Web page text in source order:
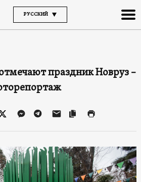
РУССКИЙ
праздник Новруз –